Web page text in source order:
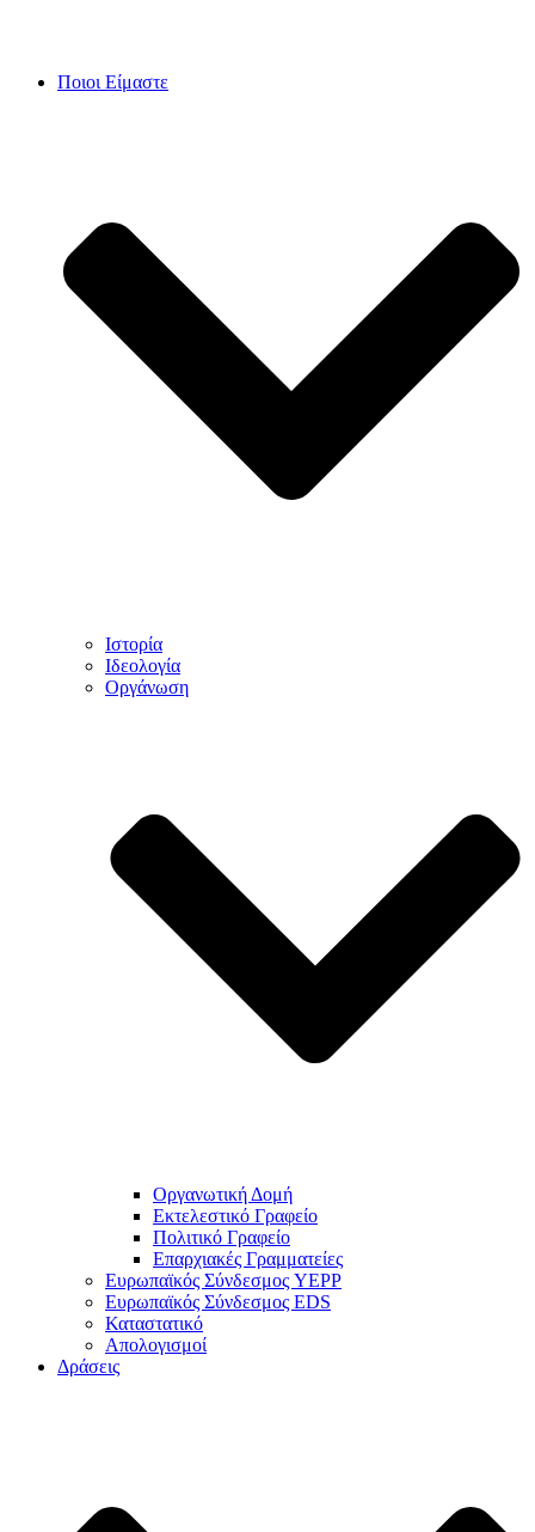
Ποιοι Είμαστε
Ιστορία
Ιδεολογία
Οργάνωση
Οργανωτική Δομή
Εκτελεστικό Γραφείο
Πολιτικό Γραφείο
Επαρχιακές Γραμματείες
Ευρωπαϊκός Σύνδεσμος YEPP
Ευρωπαϊκός Σύνδεσμος EDS
Καταστατικό
Απολογισμοί
Δράσεις